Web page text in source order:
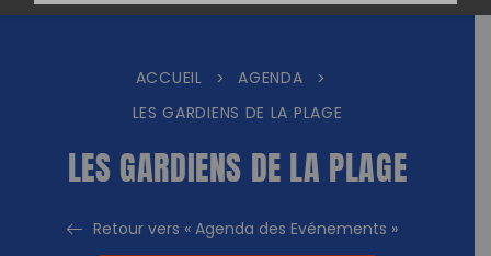
ACCUEIL > AGENDA
>
LES GARDIENS DE LA PLAGE
LES GARDIENS DE LA PLAGE
Retour vers « Agenda des Evénements »